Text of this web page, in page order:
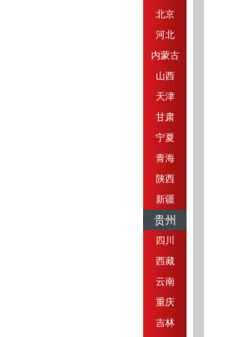
北京
河北
内蒙古
山西
天津
甘肃
宁夏
青海
陕西
新疆
贵州
四川
西藏
云南
重庆
吉林